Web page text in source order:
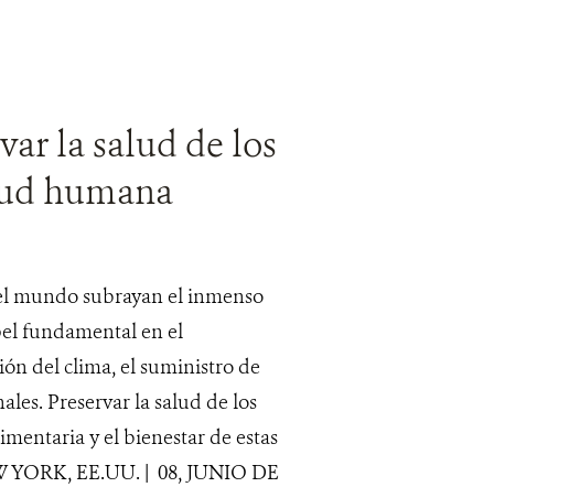
la salud de los
humana
mundo subrayan el inmenso
fundamental en el
del clima, el suministro de
Preservar la salud de los
y el bienestar de estas
EE.UU. | 08, JUNIO DE